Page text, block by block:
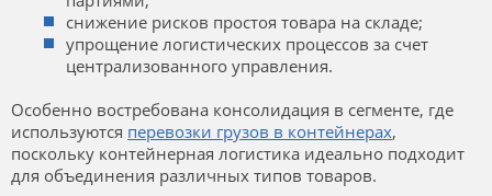
снижение рисков простоя товара на складе;
упрощение логистических процессов за счет
централизованного управления.
Особенно востребована консолидация в сегменте, где
используются перевозки грузов в контейнерах,
поскольку контейнерная логистика идеально подходит
для объединения различных типов товаров.